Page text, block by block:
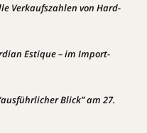
Verkaufszahlen von Hard-
Estique – im Import-
Blick” am 27.